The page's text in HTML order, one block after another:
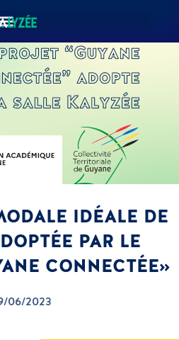
IDÉALE DE
PAR LE
CONNECTÉE»
06/2023